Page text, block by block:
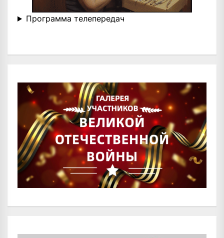
Программа телепередач